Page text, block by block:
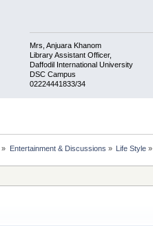
Mrs, Anjuara Khanom
Library Assistant Officer,
Daffodil International University
DSC Campus
02224441833/34
» Entertainment & Discussions » Life Style»